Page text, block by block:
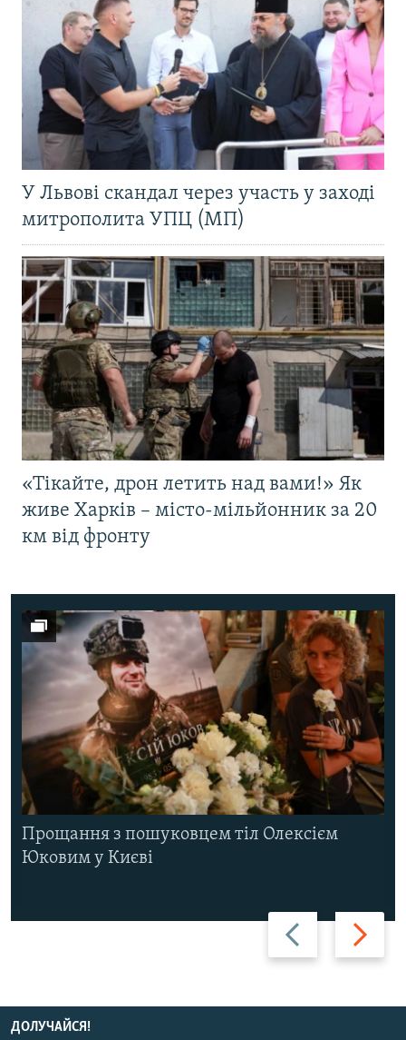
У Львові скандал через участь у заході
митрополита УПЦ (МП)
«Тікайте, дрон летить над вами!» Як
живе Харків – місто-мільйонник за 20
км від фронту
Назад Вперед
Прощання з пошуковцем тіл Олексієм
Юковим у Києві
ДОЛУЧАЙСЯ!